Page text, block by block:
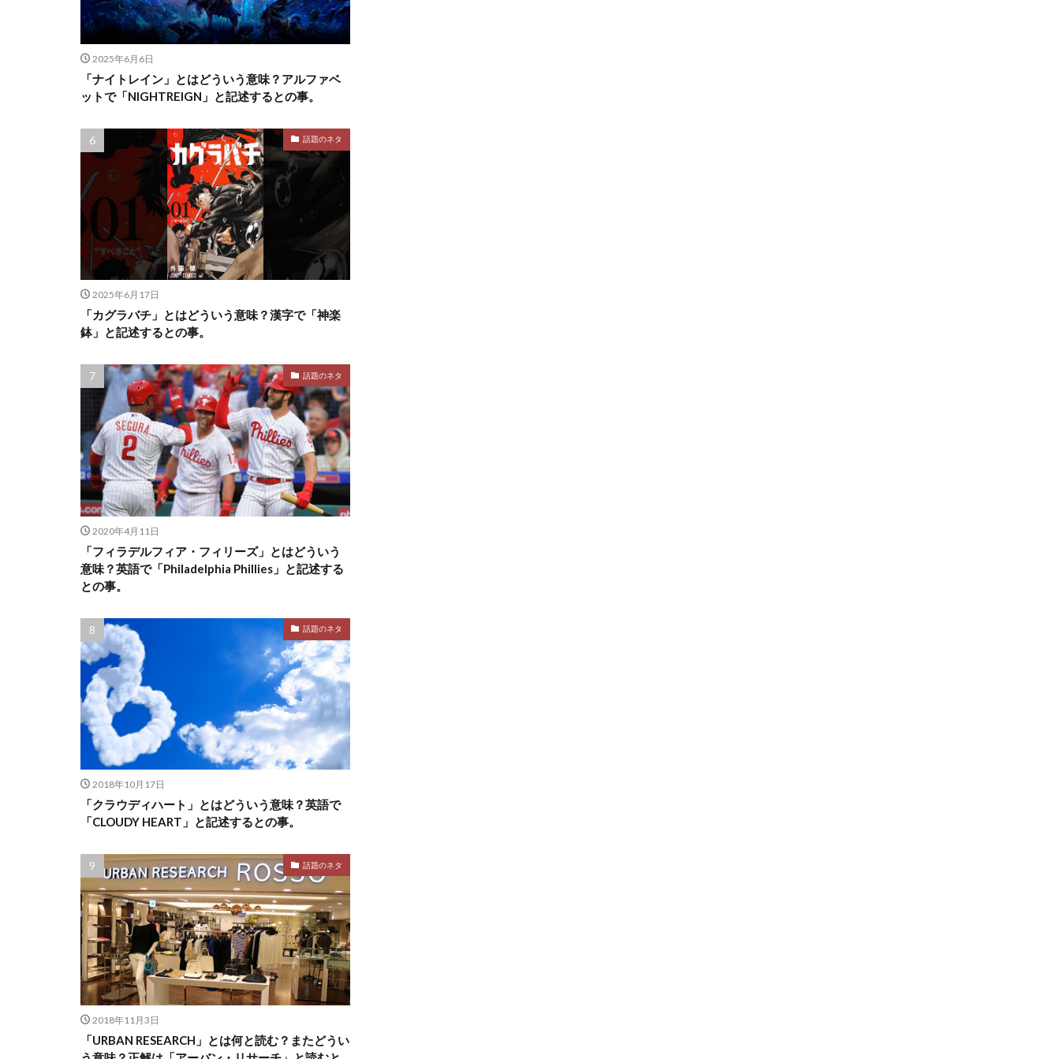
2025年6月6日
「ナイトレイン」とはどういう意味？アルファベ
ットで「NIGHTREIGN」と記述するとの事。
話題のネタ
2025年6月17日
「カグラバチ」とはどういう意味？漢字で「神楽
鉢」と記述するとの事。
話題のネタ
2020年4月11日
「フィラデルフィア・フィリーズ」とはどういう
意味？英語で「Philadelphia Phillies」と記述する
との事。
話題のネタ
2018年10月17日
「クラウディハート」とはどういう意味？英語で
「CLOUDY HEART」と記述するとの事。
話題のネタ
2018年11月3日
「URBAN RESEARCH」とは何と読む？またどうい